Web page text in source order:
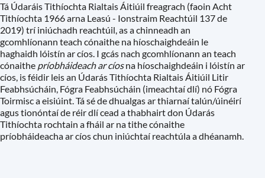
Tá Údaráis Tithíochta Rialtais Áitiúil freagrach (faoin Acht
Tithíochta 1966 arna Leasú - Ionstraim Reachtúil 137 de
2019) trí iniúchadh reachtúil, as a chinneadh an
gcomhlíonann teach cónaithe na híoschaighdeáin le
haghaidh lóistín ar cíos. I gcás nach gcomhlíonann an teach
cónaithe príobháideach ar cíosna híoschaighdeáin i lóistín ar
cíos, is féidir leis an Údarás Tithíochta Rialtais Áitiúil Litir
Feabhsúcháin, Fógra Feabhsúcháin (imeachtaí dlí) nó Fógra
Toirmisc a eisiúint. Tá sé de dhualgas ar thiarnaí talún/úinéirí
agus tionóntaí de réir dlí cead a thabhairt don Údarás
Tithíochta rochtain a fháil ar na tithe cónaithe
príobháideacha ar cíos chun iniúchtaí reachtúla a dhéanamh.